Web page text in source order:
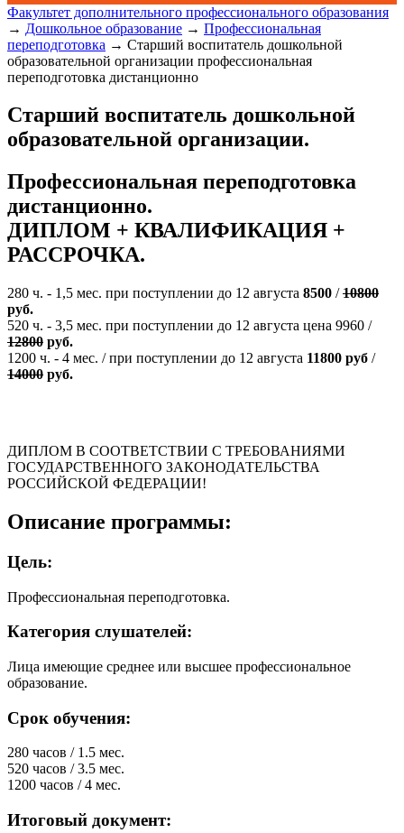
Факультет дополнительного профессионального образования
→ Дошкольное образование → Профессиональная
переподготовка → Старший воспитатель дошкольной
образовательной организации профессиональная
переподготовка дистанционно
Старший воспитатель дошкольной
образовательной организации.
Профессиональная переподготовка
дистанционно.
ДИПЛОМ + КВАЛИФИКАЦИЯ +
РАССРОЧКА.
280 ч. - 1,5 мес. при поступлении до 12 августа 8500 /10800
руб.
520 ч. - 3,5 мес. при поступлении до 12 августа цена 9960 /
12800 руб.
1200 ч. - 4 мес. / при поступлении до 12 августа 11800 руб /
14000 руб.
ДИПЛОМ В СООТВЕТСТВИИ С ТРЕБОВАНИЯМИ
ГОСУДАРСТВЕННОГО ЗАКОНОДАТЕЛЬСТВА
РОССИЙСКОЙ ФЕДЕРАЦИИ!
Описание программы:
Цель:
Профессиональная переподготовка.
Категория слушателей:
Лица имеющие среднее или высшее профессиональное
образование.
Срок обучения:
280 часов / 1.5 мес.
520 часов / 3.5 мес.
1200 часов / 4 мес.
Итоговый документ: